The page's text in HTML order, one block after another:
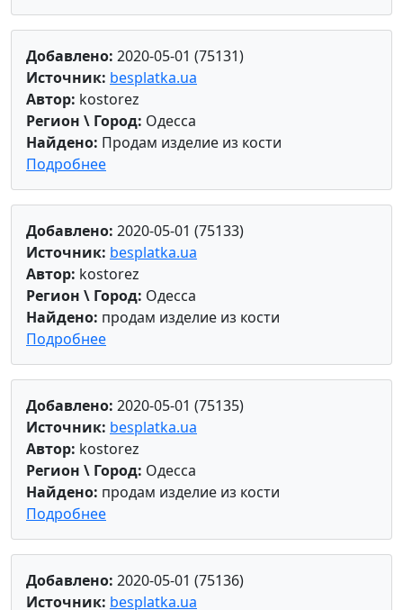
Добавлено: 2020-05-01 (75131)
Источник: besplatka.ua
Автор: kostorez
Регион \ Город: Одесса
Найдено: Продам изделие из кости
Подробнее
Добавлено: 2020-05-01 (75133)
Источник: besplatka.ua
Автор: kostorez
Регион \ Город: Одесса
Найдено: продам изделие из кости
Подробнее
Добавлено: 2020-05-01 (75135)
Источник: besplatka.ua
Автор: kostorez
Регион \ Город: Одесса
Найдено: продам изделие из кости
Подробнее
Добавлено: 2020-05-01 (75136)
Источник: besplatka.ua